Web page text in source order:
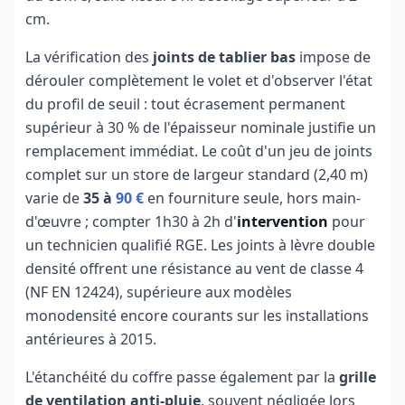
cm.
La vérification des joints de tablier bas impose de
dérouler complètement le volet et d'observer l'état
du profil de seuil : tout écrasement permanent
supérieur à 30 % de l'épaisseur nominale justifie un
remplacement immédiat. Le coût d'un jeu de joints
complet sur un store de largeur standard (2,40 m)
varie de35 à 90 € en fourniture seule, hors main-
d'œuvre ; compter 1h30 à 2h d'intervention pour
un technicien qualifié RGE. Les joints à lèvre double
densité offrent une résistance au vent de classe 4
(NF EN 12424), supérieure aux modèles
monodensité encore courants sur les installations
antérieures à 2015.
L'étanchéité du coffre passe également par la grille
de ventilation anti-pluie, souvent négligée lors